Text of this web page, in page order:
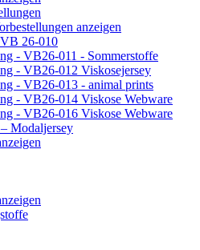
anzeigen
26-010
- VB26-011 - Sommerstoffe
- VB26-012 Viskosejersey
- VB26-013 - animal prints
- VB26-014 Viskose Webware
- VB26-016 Viskose Webware
Modaljersey